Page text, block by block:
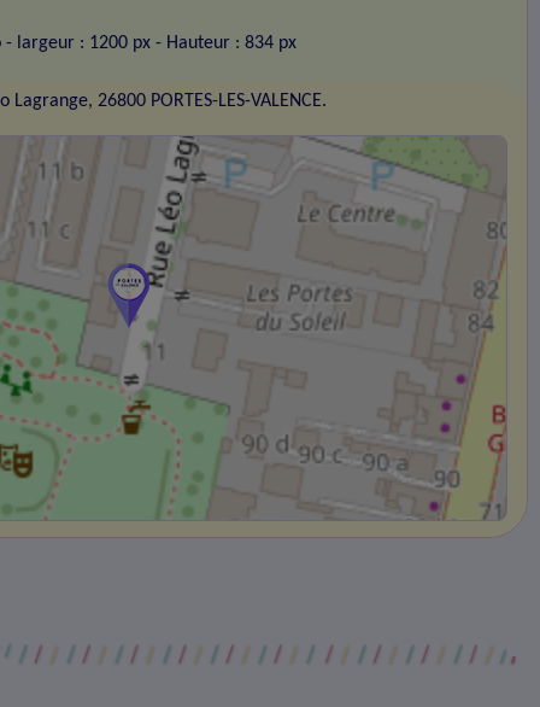
- largeur : 1200 px - Hauteur : 834 px
Lagrange, 26800 PORTES-LES-VALENCE.